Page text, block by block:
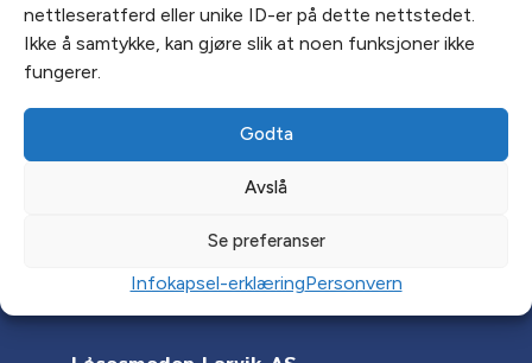
nettleseratferd eller unike ID-er på dette nettstedet.
Ikke å samtykke, kan gjøre slik at noen funksjoner ikke
fungerer.
Godta
Avslå
Se preferanser
Infokapsel-erklæringPersonvern
skal kjøpe […]